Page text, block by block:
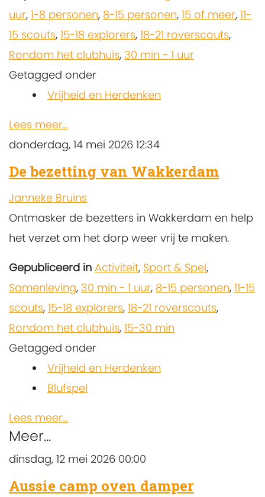
uur, 1-8 personen, 8-15 personen, 15 of meer, 11-
15 scouts, 15-18 explorers, 18-21 roverscouts,
Rondom het clubhuis, 30 min - 1 uur
Getagged onder
Vrijheid en Herdenken
Lees meer...
donderdag, 14 mei 2026 12:34
De bezetting van Wakkerdam
Janneke Bruins
Ontmasker de bezetters in Wakkerdam en help
het verzet om het dorp weer vrij te maken.
Gepubliceerd in Activiteit, Sport & Spel,
Samenleving, 30 min - 1 uur, 8-15 personen, 11-15
scouts, 15-18 explorers, 18-21 roverscouts,
Rondom het clubhuis, 15-30 min
Getagged onder
Vrijheid en Herdenken
Blufspel
Lees meer...
Meer...
dinsdag, 12 mei 2026 00:00
Aussie camp oven damper